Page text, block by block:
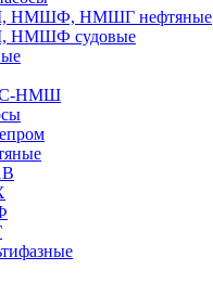
НМШГ нефтяные
судовые
НМШ